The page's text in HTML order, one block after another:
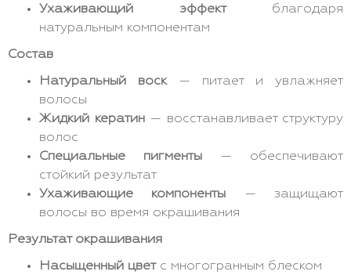
Ухаживающий эффектблагодаря
натуральным компонентам
Состав
Натуральный воск— питает и увлажняет
волосы
Жидкий кератин— восстанавливает структуру
волос
Специальные пигменты — обеспечивают
стойкий результат
Ухаживающие компоненты — защищают
волосы во время окрашивания
Результат окрашивания
Насыщенный цветс многогранным блеском